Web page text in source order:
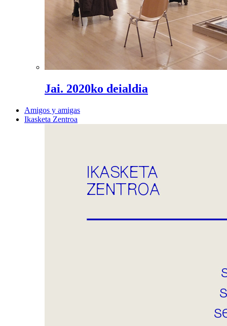
Jai. 2020ko deialdia
Amigos y amigas
Ikasketa Zentroa